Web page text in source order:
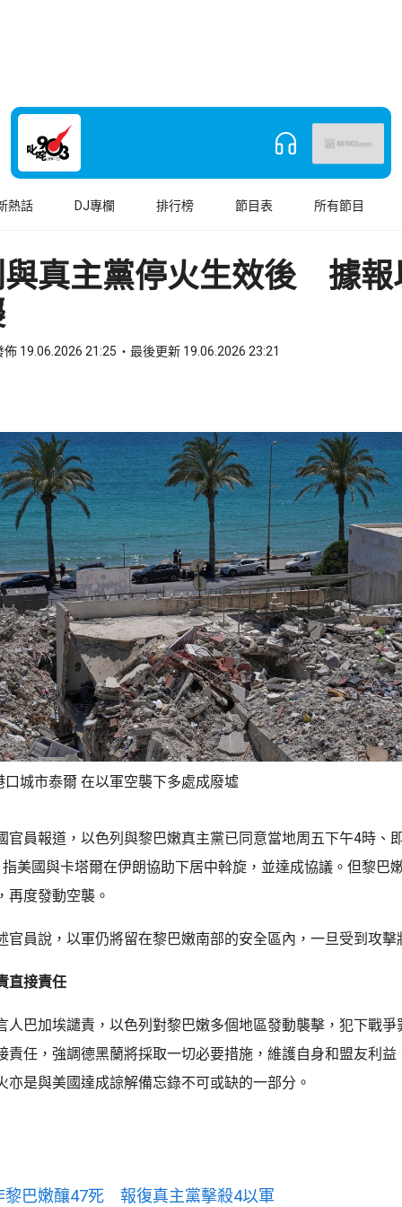
熱話 DJ專欄 排行榜 節目表 所有節目
與真主黨停火生效後 據報
佈 19.06.2026 21:25 最後更新 19.06.2026 23:21
口城市泰爾 在以軍空襲下多處成廢墟
官員報道，以色列與黎巴嫩真主黨已同意當地周五下午4時、
美國與卡塔爾在伊朗協助下居中斡旋，並達成協議。但黎巴
再度發動空襲。
官員說，以軍仍將留在黎巴嫩南部的安全區內，一旦受到攻擊
直接責任
人巴加埃譴責，以色列對黎巴嫩多個地區發動襲擊，犯下戰爭
責任，強調德黑蘭將採取一切必要措施，維護自身和盟友利益
亦是與美國達成諒解備忘錄不可或缺的一部分。
黎巴嫩釀47死 報復真主黨擊殺4以軍